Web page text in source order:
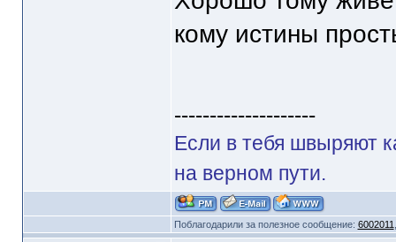
кому истины
--------------------
Если в тебя швыряют
на верном пути.
Поблагодарили за полезное сообщение: 6002011